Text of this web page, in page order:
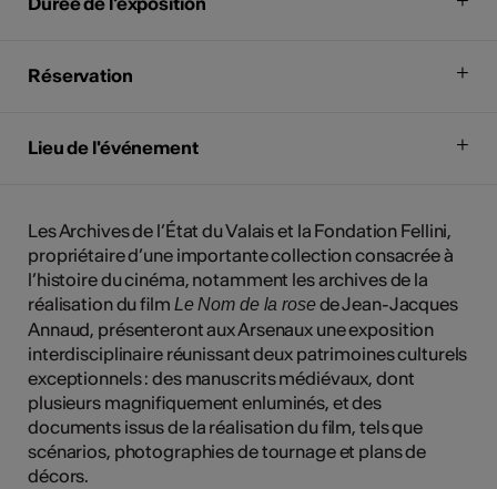
Réservation
Lieu de l'événement
Les Archives de l’État du Valais et la Fondation Fellini,
propriétaire d’une importante collection consacrée à
l’histoire du cinéma, notamment les archives de la
réalisation du film Le Nom de la rosede Jean-Jacques
Annaud, présenteront aux Arsenaux une exposition
interdisciplinaire réunissant deux patrimoines culturels
exceptionnels : des manuscrits médiévaux, dont
plusieurs magnifiquement enluminés, et des
documents issus de la réalisation du film, tels que
scénarios, photographies de tournage et plans de
décors.